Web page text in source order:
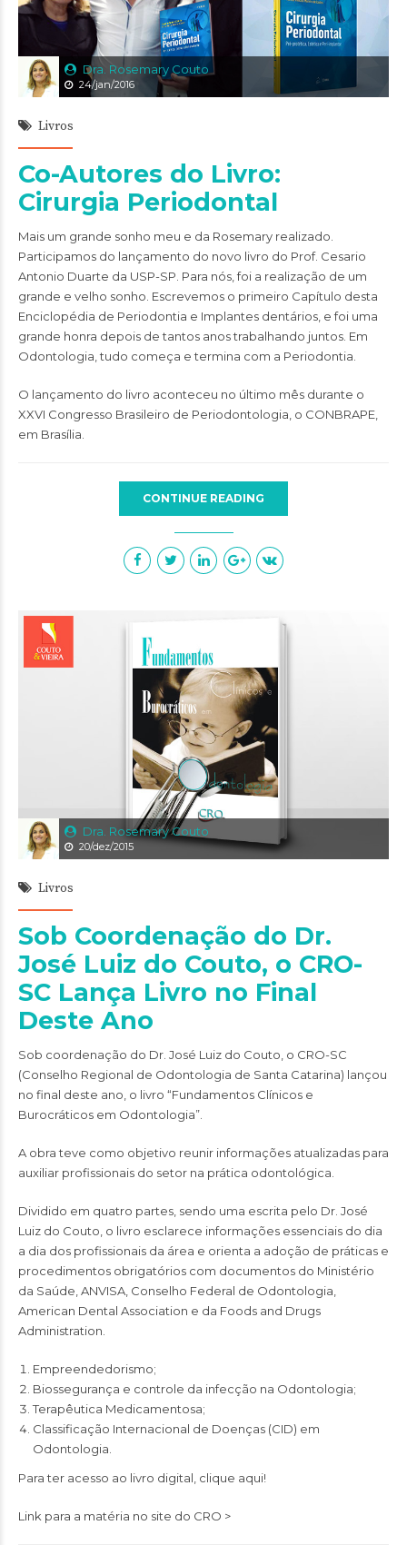
Dra. Rosemary Couto
24/jan/2016
Livros
Co-Autores do Livro:
Cirurgia Periodontal
Mais um grande sonho meu e da Rosemary realizado.
Participamos do lançamento do novo livro do Prof. Cesario
Antonio Duarte da USP-SP. Para nós, foi a realização de um
grande e velho sonho. Escrevemos o primeiro Capítulo desta
Enciclopédia de Periodontia e Implantes dentários, e foi uma
grande honra depois de tantos anos trabalhando juntos. Em
Odontologia, tudo começa e termina com a Periodontia.
O lançamento do livro aconteceu no último mês durante o
XXVI Congresso Brasileiro de Periodontologia, o CONBRAPE
em Brasília.
CONTINUE READING
Dra. Rosemary Couto
20/dez/2015
Livros
Sob Coordenação do Dr.
José Luiz do Couto, o CRO-
SC Lança Livro no Final
Deste Ano
Sob coordenação do Dr. José Luiz do Couto, o CRO-SC
(Conselho Regional de Odontologia de Santa Catarina) lançou
no final deste ano, o livro “Fundamentos Clínicos e
Burocráticos em Odontologia”.
A obra teve como objetivo reunir informações atualizadas para
auxiliar profissionais do setor na prática odontológica.
Dividido em quatro partes, sendo uma escrita pelo Dr. José
Luiz do Couto, o livro esclarece informações essenciais do dia
a dia dos profissionais da área e orienta a adoção de práticas e
procedimentos obrigatórios com documentos do Ministério
da Saúde ANVISA Conselho Federal de Odontologia
American Dental Association e da Foods and Drugs
Administration
Empreendedorismo;
Biossegurança e controle da infecção na Odontologia;
Terapêutica Medicamentosa;
Classificação Internacional de Doenças (CID) em
Odontologia.
Para ter acesso ao livro digital, clique aqui!
Link para a matéria no site do CRO >